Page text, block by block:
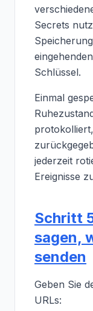
Secrets
Schlüssel.
Einmal
jederzeit
Ereignisse
Schritt
sagen,
senden
Geben Sie
URLs: